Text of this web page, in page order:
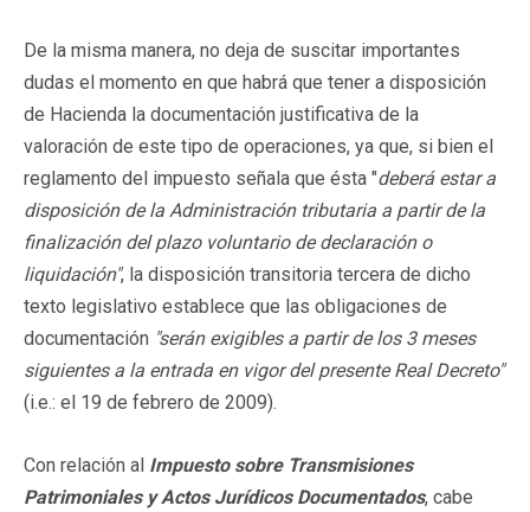
De la misma manera, no deja de suscitar importantes
dudas el momento en que habrá que tener a disposición
de Hacienda la documentación justificativa de la
valoración de este tipo de operaciones, ya que, si bien el
reglamento del impuesto señala que ésta "deberá estar a
disposición de la Administración tributaria a partir de la
finalización del plazo voluntario de declaración o
liquidación", la disposición transitoria tercera de dicho
texto legislativo establece que las obligaciones de
documentación "serán exigibles a partir de los 3 meses
siguientes a la entrada en vigor del presente Real Decreto"
(i.e.: el 19 de febrero de 2009).
Con relación al Impuesto sobre Transmisiones
Patrimoniales y Actos Jurídicos Documentados, cabe